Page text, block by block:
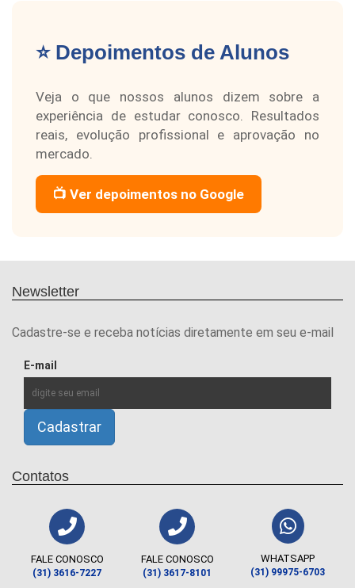
⭐ Depoimentos de Alunos
Veja o que nossos alunos dizem sobre a
experiência de estudar conosco. Resultados
reais, evolução profissional e aprovação no
mercado.
📺 Ver depoimentos no Google
Newsletter
Cadastre-se e receba notícias diretamente em seu e-mail
E-mail
Contatos
FALE CONOSCO
(31) 3616-7227
FALE CONOSCO
(31) 3617-8101
WHATSAPP
(31) 99975-6703